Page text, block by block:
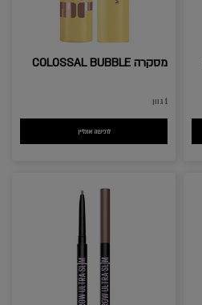
מסקרה COLOSSAL BUBBLE
1 גוון
לרכישה אונליין